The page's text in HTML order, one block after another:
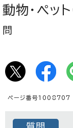
動物・ペッ
問
ページ番号1008707